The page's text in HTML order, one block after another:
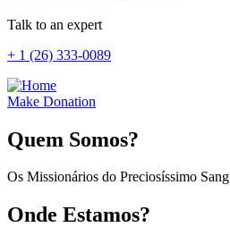
Talk to an expert
+ 1 (26) 333-0089
Make Donation
Quem Somos?
Os Missionários do Preciosíssimo
Onde Estamos?